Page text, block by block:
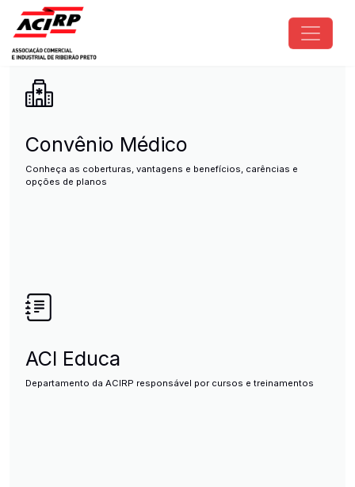
Pular para o conteúdo principal
ACIRP - Associação Comercial
Convênio Médico
Conheça as coberturas, vantagens e benefícios, carências e
opções de planos
ACI Educa
Departamento da ACIRP responsável por cursos e treinamentos